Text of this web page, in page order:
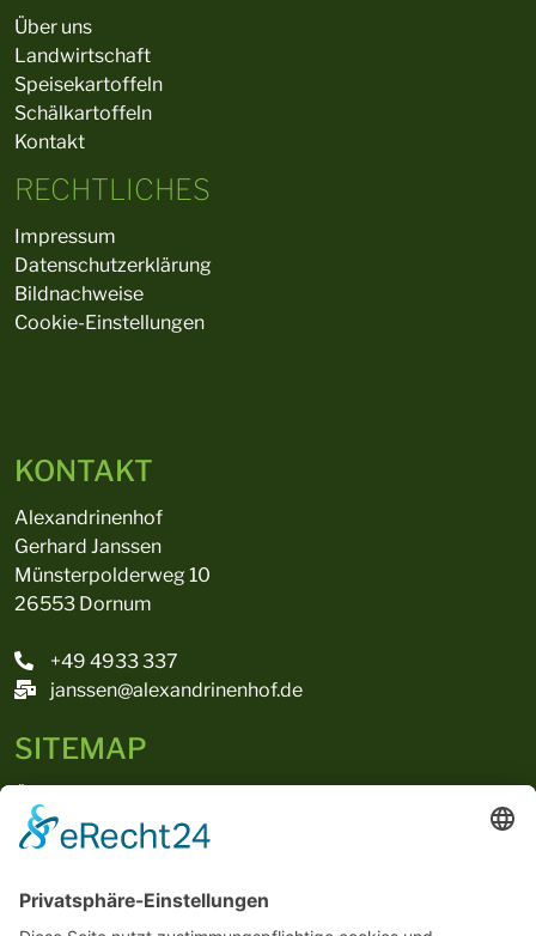
Über uns
Landwirtschaft
Speisekartoffeln
Schälkartoffeln
Kontakt
RECHTLICHES
Impressum
Datenschutzerklärung
Bildnachweise
Cookie-Einstellungen
KONTAKT
Alexandrinenhof
Gerhard Janssen
Münsterpolderweg 10
26553 Dornum
+49 4933 337
janssen@alexandrinenhof.de
SITEMAP
Landwirtschaft
Speisekartoffeln
Kontakt